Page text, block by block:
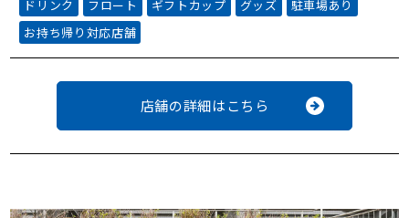
ドリンク フロート ギフトカップ グッズ
駐車場あり
お持ち帰り対応店舗
店舗の詳細はこちら